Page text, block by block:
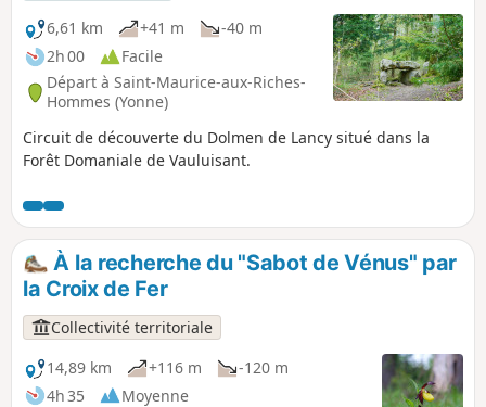
6,61 km
+41 m
-40 m
2h 00
Facile
Départ à Saint-Maurice-aux-Riches-
Hommes (Yonne)
Circuit de découverte du Dolmen de Lancy situé dans la
Forêt Domaniale de Vauluisant.
À la recherche du "Sabot de Vénus" par
la Croix de Fer
Collectivité territoriale
14,89 km
+116 m
-120 m
4h 35
Moyenne